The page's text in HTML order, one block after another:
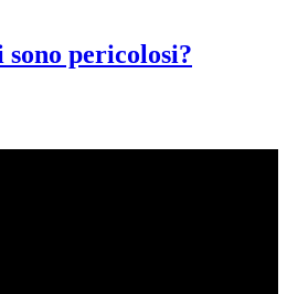
pericolosi?